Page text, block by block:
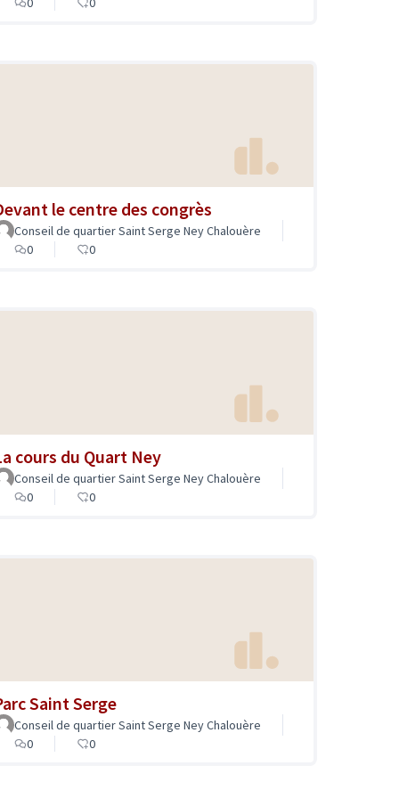
le centre des congrès
Conseil de quartier Saint Serge Ney Chalouère
0
0
cours du Quart Ney
Conseil de quartier Saint Serge Ney Chalouère
0
0
Saint Serge
Conseil de quartier Saint Serge Ney Chalouère
0
0